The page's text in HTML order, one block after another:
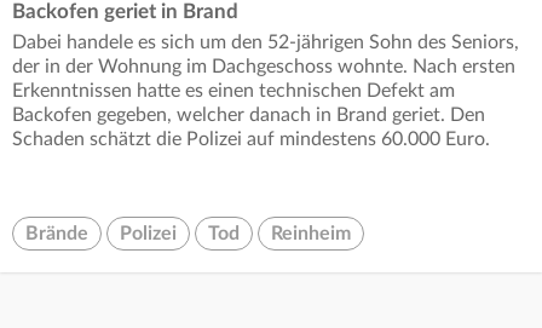
Backofen geriet in Brand
Dabei handele es sich um den 52-jährigen Sohn des Seniors,
der in der Wohnung im Dachgeschoss wohnte. Nach ersten
Erkenntnissen hatte es einen technischen Defekt am
Backofen gegeben, welcher danach in Brand geriet. Den
Schaden schätzt die Polizei auf mindestens 60.000 Euro.
Brände Polizei Tod Reinheim